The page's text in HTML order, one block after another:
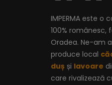
IMPERMA este o
100% românesc,
Oradea. Ne-am
produce local
duș și lavoare
care rivalizează